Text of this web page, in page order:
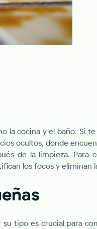
la cocina y el baño. Si
ocultos, donde
de la limpieza. Para
los focos y eliminan
tipo es crucial para